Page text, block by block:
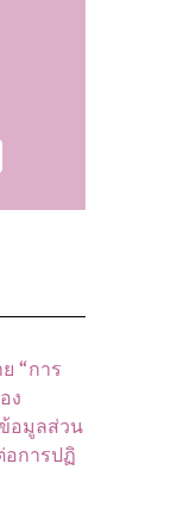
“การ
ง
อมูลส่วน
การปฏิ